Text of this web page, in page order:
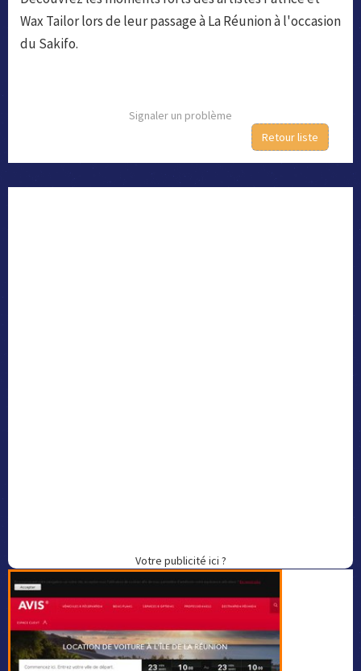
Wax Tailor lors de leur passage à La Réunion à l'occasion
du Sakifo.
Signaler un problème
Retour liste
Votre publicité ici ?